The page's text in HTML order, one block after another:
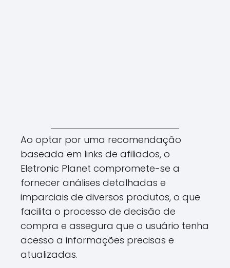
Ao optar por uma recomendação
baseada em links de afiliados, o
Eletronic Planet compromete-se a
fornecer análises detalhadas e
imparciais de diversos produtos, o que
facilita o processo de decisão de
compra e assegura que o usuário tenha
acesso a informações precisas e
atualizadas.